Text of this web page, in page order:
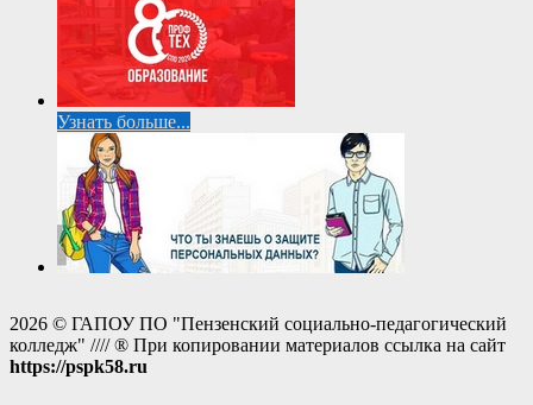
Узнать больше...
2026 © ГАПОУ ПО "Пензенский социально-педагогический
колледж" //// ® При копировании материалов ссылка на сайт
https://pspk58.ru